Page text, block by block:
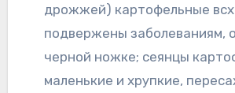
дрожжей) картофельные
подвержены заболеваниям,
черной ножке; сеянцы
маленькие и хрупкие,